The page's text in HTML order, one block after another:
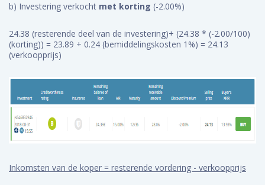
b) Investering verkocht met korting (-2.00%)
24.38 (resterende deel van de investering)+ (24.38 * (-2.00/100)
(korting)) = 23.89 + 0.24 (bemiddelingskosten 1%) = 24.13
(verkoopprijs)
Inkomsten van de koper = resterende vordering - verkoopprijs